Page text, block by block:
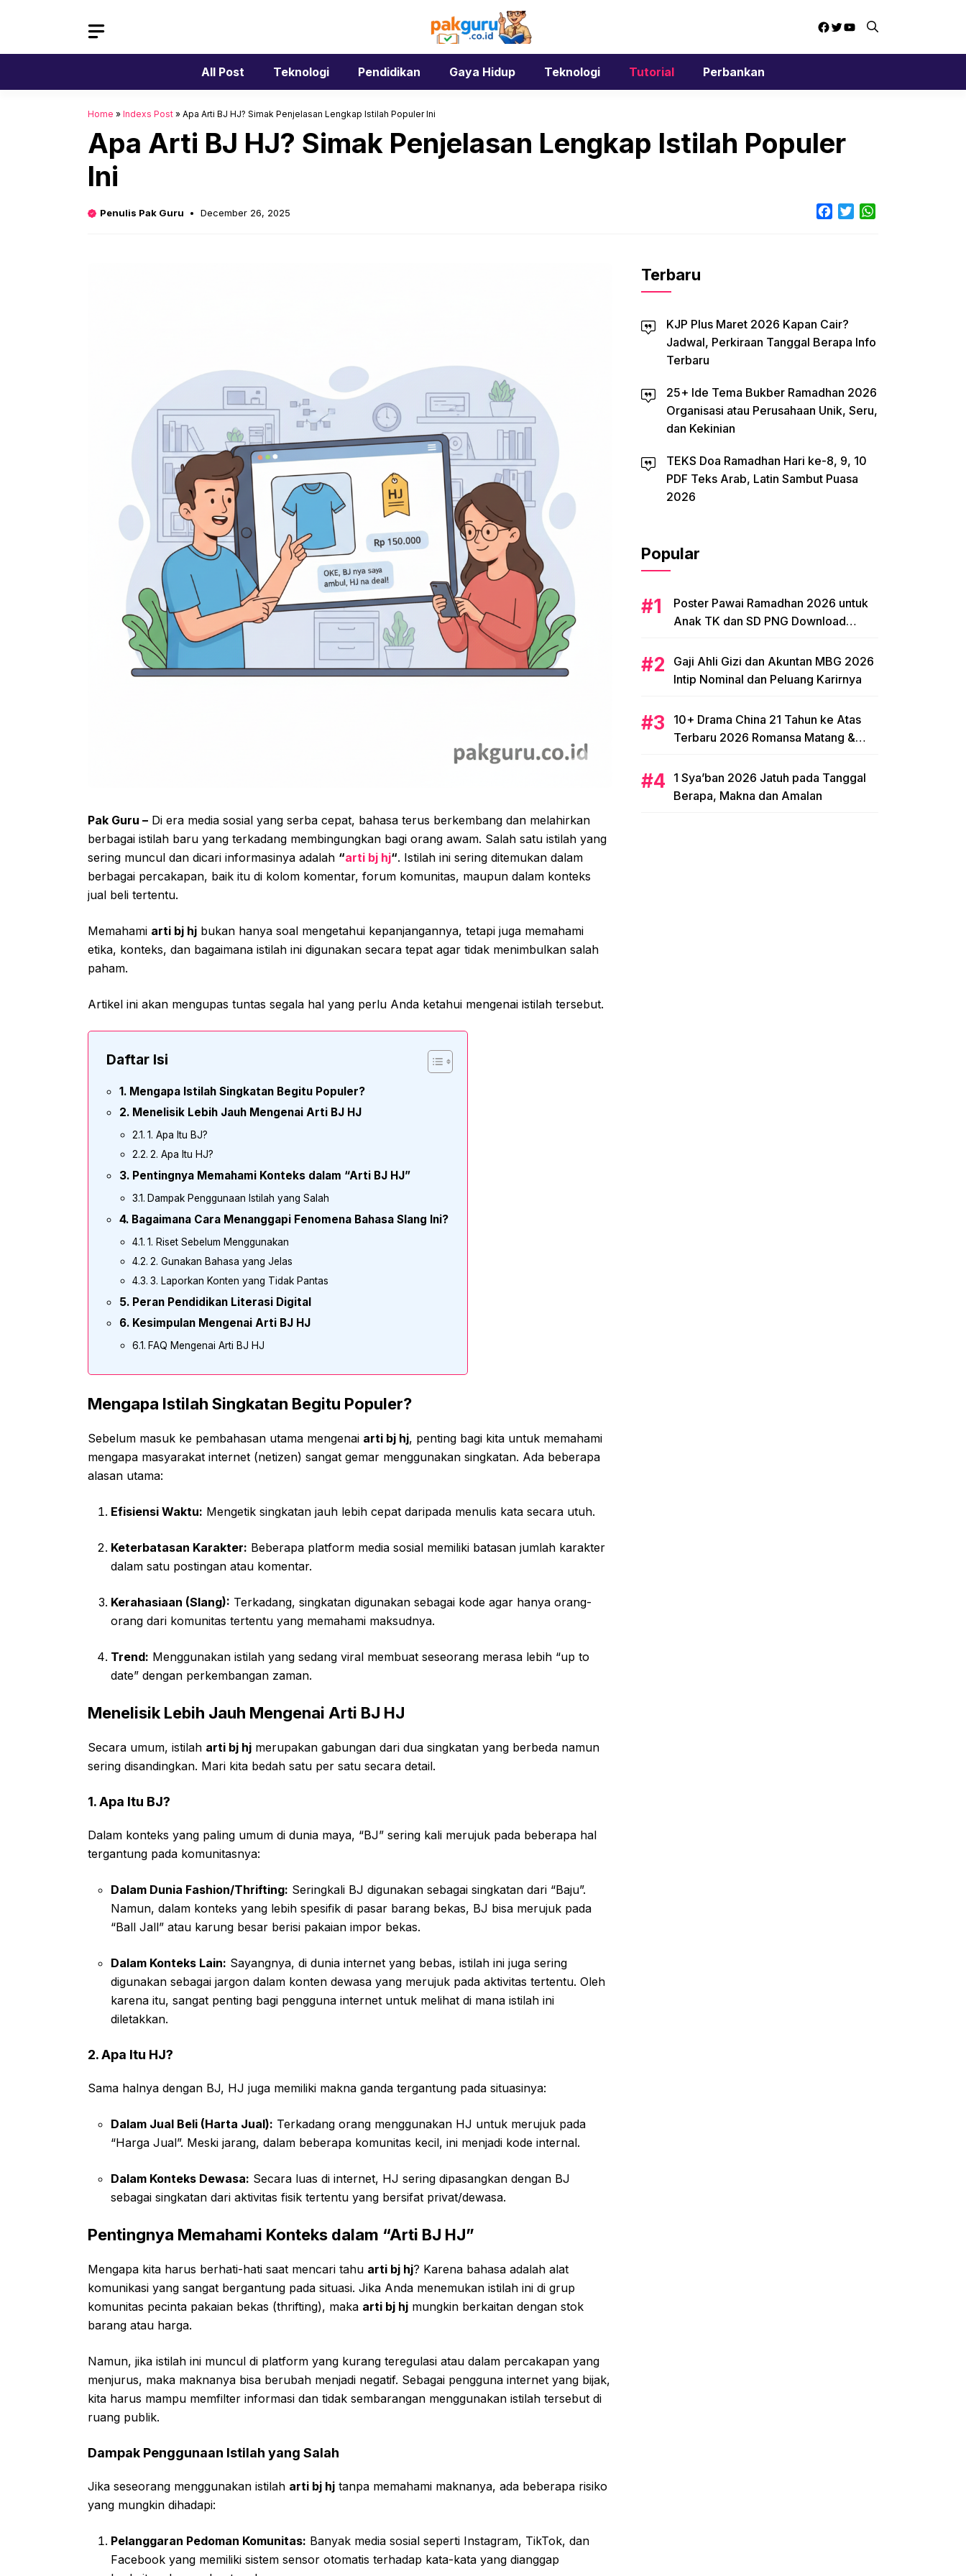
Facebook
Twitter
YouTube
All Post Teknologi Pendidikan Gaya Hidup Teknologi Tutorial Perbankan
Home » Indexs Post » Apa Arti BJ HJ? Simak Penjelasan Lengkap Istilah Populer Ini
Apa Arti BJ HJ? Simak Penjelasan Lengkap Istilah Populer
Ini
Penulis Pak Guru December 26, 2025 Facebook
Twitter
Pak Guru – Di era media sosial yang serba cepat, bahasa terus berkembang dan melahirkan
berbagai istilah baru yang terkadang membingungkan bagi orang awam. Salah satu istilah yang
sering muncul dan dicari informasinya adalah “arti bj hj“. Istilah ini sering ditemukan dalam
berbagai percakapan, baik itu di kolom komentar, forum komunitas, maupun dalam konteks
jual beli tertentu.
Memahami arti bj hj bukan hanya soal mengetahui kepanjangannya, tetapi juga memahami
etika, konteks, dan bagaimana istilah ini digunakan secara tepat agar tidak menimbulkan salah
paham.
Artikel ini akan mengupas tuntas segala hal yang perlu Anda ketahui mengenai istilah tersebut.
Daftar Isi
Mengapa Istilah Singkatan Begitu Populer?
Menelisik Lebih Jauh Mengenai Arti BJ HJ
1. Apa Itu BJ?
2. Apa Itu HJ?
Pentingnya Memahami Konteks dalam “Arti BJ HJ”
Dampak Penggunaan Istilah yang Salah
Bagaimana Cara Menanggapi Fenomena Bahasa Slang Ini?
1. Riset Sebelum Menggunakan
2. Gunakan Bahasa yang Jelas
3. Laporkan Konten yang Tidak Pantas
Peran Pendidikan Literasi Digital
Kesimpulan Mengenai Arti BJ HJ
FAQ Mengenai Arti BJ HJ
Mengapa Istilah Singkatan Begitu Populer?
Sebelum masuk ke pembahasan utama mengenai arti bj hj, penting bagi kita untuk memahami
mengapa masyarakat internet (netizen) sangat gemar menggunakan singkatan. Ada beberapa
alasan utama:
Efisiensi Waktu: Mengetik singkatan jauh lebih cepat daripada menulis kata secara utuh.
Keterbatasan Karakter: Beberapa platform media sosial memiliki batasan jumlah karakter
dalam satu postingan atau komentar.
Kerahasiaan (Slang): Terkadang, singkatan digunakan sebagai kode agar hanya orang-
orang dari komunitas tertentu yang memahami maksudnya.
Trend: Menggunakan istilah yang sedang viral membuat seseorang merasa lebih “up to
date” dengan perkembangan zaman.
Menelisik Lebih Jauh Mengenai Arti BJ HJ
Secara umum, istilah arti bj hj merupakan gabungan dari dua singkatan yang berbeda namun
sering disandingkan. Mari kita bedah satu per satu secara detail.
1. Apa Itu BJ?
Dalam konteks yang paling umum di dunia maya, “BJ” sering kali merujuk pada beberapa hal
tergantung pada komunitasnya:
Dalam Dunia Fashion/Thrifting: Seringkali BJ digunakan sebagai singkatan dari “Baju”.
Namun, dalam konteks yang lebih spesifik di pasar barang bekas, BJ bisa merujuk pada
“Ball Jall” atau karung besar berisi pakaian impor bekas.
Dalam Konteks Lain: Sayangnya, di dunia internet yang bebas, istilah ini juga sering
digunakan sebagai jargon dalam konten dewasa yang merujuk pada aktivitas tertentu. Oleh
karena itu, sangat penting bagi pengguna internet untuk melihat di mana istilah ini
diletakkan.
2. Apa Itu HJ?
Sama halnya dengan BJ, HJ juga memiliki makna ganda tergantung pada situasinya:
Dalam Jual Beli (Harta Jual): Terkadang orang menggunakan HJ untuk merujuk pada
“Harga Jual”. Meski jarang, dalam beberapa komunitas kecil, ini menjadi kode internal.
Dalam Konteks Dewasa: Secara luas di internet, HJ sering dipasangkan dengan BJ
sebagai singkatan dari aktivitas fisik tertentu yang bersifat privat/dewasa.
Pentingnya Memahami Konteks dalam “Arti BJ HJ”
Mengapa kita harus berhati-hati saat mencari tahu arti bj hj? Karena bahasa adalah alat
komunikasi yang sangat bergantung pada situasi. Jika Anda menemukan istilah ini di grup
komunitas pecinta pakaian bekas (thrifting), maka arti bj hj mungkin berkaitan dengan stok
barang atau harga.
Namun, jika istilah ini muncul di platform yang kurang teregulasi atau dalam percakapan yang
menjurus, maka maknanya bisa berubah menjadi negatif. Sebagai pengguna internet yang bijak,
kita harus mampu memfilter informasi dan tidak sembarangan menggunakan istilah tersebut di
ruang publik.
Dampak Penggunaan Istilah yang Salah
Jika seseorang menggunakan istilah arti bj hj tanpa memahami maknanya, ada beberapa risiko
yang mungkin dihadapi:
Pelanggaran Pedoman Komunitas: Banyak media sosial seperti Instagram, TikTok, dan
Facebook yang memiliki sistem sensor otomatis terhadap kata-kata yang dianggap
Terbaru
KJP Plus Maret 2026 Kapan Cair?
Jadwal, Perkiraan Tanggal Berapa Info
Terbaru
25+ Ide Tema Bukber Ramadhan 2026
Organisasi atau Perusahaan Unik, Seru,
dan Kekinian
TEKS Doa Ramadhan Hari ke-8, 9, 10
PDF Teks Arab, Latin Sambut Puasa
2026
Popular
Poster Pawai Ramadhan 2026 untuk
Anak TK dan SD PNG Download
Gaji Ahli Gizi dan Akuntan MBG 2026
Intip Nominal dan Peluang Karirnya
10+ Drama China 21 Tahun ke Atas
Terbaru 2026 Romansa Matang &
1 Sya’ban 2026 Jatuh pada Tanggal
Berapa, Makna dan Amalan